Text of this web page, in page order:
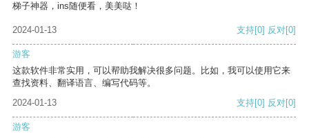
梯子神器，ins随便看，美美哒！
2024-01-13 支持[0] 反对[0]
游客
这款软件非常实用，可以帮助我解决很多问题。比如，我可以使用它来
查找资料、翻译语言、编写代码等。
2024-01-13
支持[0] 反对[0]
游客